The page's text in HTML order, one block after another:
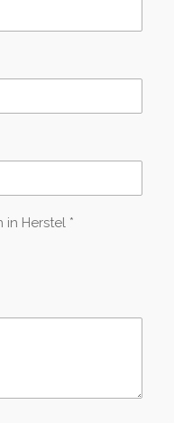
in Herstel *